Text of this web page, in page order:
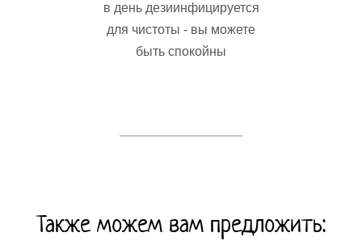
в день дезиинфицируется
для чистоты - вы можете
быть спокойны
Также можем вам предложить: